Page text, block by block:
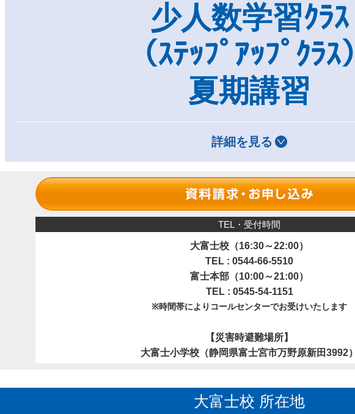
少人数学習ｸﾗｽ
（ｽﾃｯﾌﾟｱｯﾌﾟｸﾗｽ）
夏期講習
詳細を見る
TEL・受付時間
大富士校（16:30～22:00）
TEL : 0544-66-5510
富士本部（10:00～21:00）
TEL : 0545-54-1151
※時間帯によりコールセンターでお受けいたします
【災害時避難場所】
大富士小学校（静岡県富士宮市万野原新田3992）
大富士校 所在地